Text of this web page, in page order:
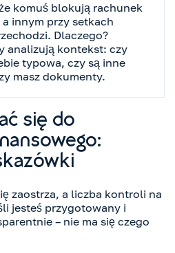
komuś blokują rachunek
innym przy setkach
Dlaczego?
analizują kontekst: czy
typowa, czy są inne
masz dokumenty.
się do
zaostrza, a liczba kontroli na
jesteś przygotowany i
– nie ma się czego